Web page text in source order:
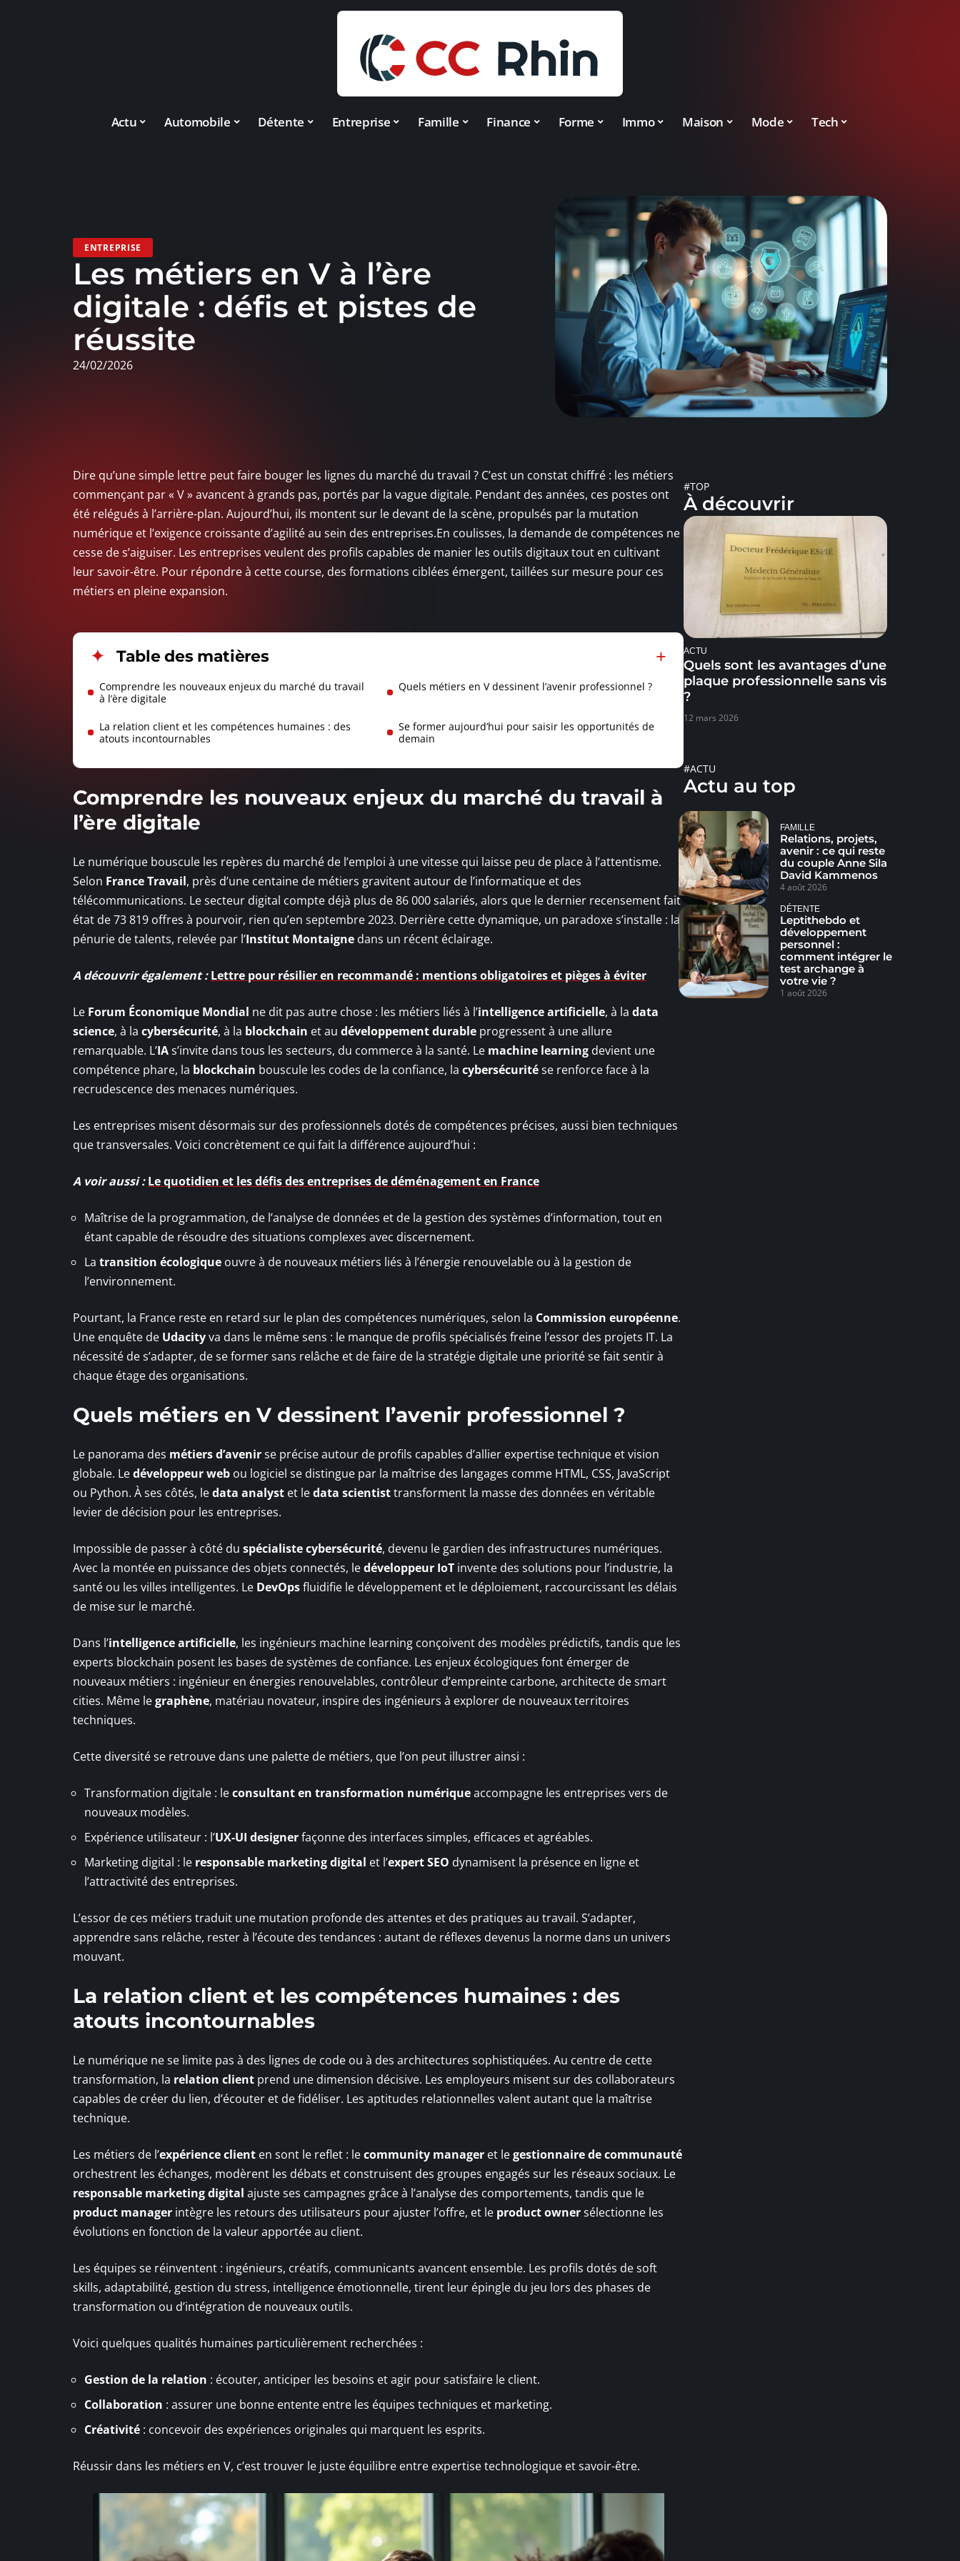
Actu Automobile Détente Entreprise Famille Finance Forme Immo Maison Mode Tech
ENTREPRISE
Les métiers en V à l’ère
digitale : défis et pistes de
réussite
24/02/2026
Dire qu’une simple lettre peut faire bouger les lignes du marché du travail ? C’est un constat chiffré : les métiers
commençant par « V » avancent à grands pas, portés par la vague digitale. Pendant des années, ces postes ont
été relégués à l’arrière-plan. Aujourd’hui, ils montent sur le devant de la scène, propulsés par la mutation
numérique et l’exigence croissante d’agilité au sein des entreprises.En coulisses, la demande de compétences ne
cesse de s’aiguiser. Les entreprises veulent des profils capables de manier les outils digitaux tout en cultivant
leur savoir-être. Pour répondre à cette course, des formations ciblées émergent, taillées sur mesure pour ces
métiers en pleine expansion.
Table des matières
Comprendre les nouveaux enjeux du marché du travail
à l’ère digitale
Quels métiers en V dessinent l’avenir professionnel ?
La relation client et les compétences humaines : des
atouts incontournables
Se former aujourd’hui pour saisir les opportunités de
demain
Comprendre les nouveaux enjeux du marché du travail à
l’ère digitale
Le numérique bouscule les repères du marché de l’emploi à une vitesse qui laisse peu de place à l’attentisme.
Selon France Travail, près d’une centaine de métiers gravitent autour de l’informatique et des
télécommunications. Le secteur digital compte déjà plus de 86 000 salariés, alors que le dernier recensement fait
état de 73 819 offres à pourvoir, rien qu’en septembre 2023. Derrière cette dynamique, un paradoxe s’installe : la
pénurie de talents, relevée par l’Institut Montaigne dans un récent éclairage.
A découvrir également : Lettre pour résilier en recommandé : mentions obligatoires et pièges à éviter
Le Forum Économique Mondial ne dit pas autre chose : les métiers liés à l’intelligence artificielle, à la data
science, à la cybersécurité, à la blockchain et au développement durable progressent à une allure
remarquable. L’IAs’invite dans tous les secteurs, du commerce à la santé. Le machine learning devient une
compétence phare, la blockchain bouscule les codes de la confiance, la cybersécuritése renforce face à la
recrudescence des menaces numériques.
Les entreprises misent désormais sur des professionnels dotés de compétences précises, aussi bien techniques
que transversales. Voici concrètement ce qui fait la différence aujourd’hui :
A voir aussi : Le quotidien et les défis des entreprises de déménagement en France
Maîtrise de la programmation, de l’analyse de données et de la gestion des systèmes d’information, tout en
étant capable de résoudre des situations complexes avec discernement.
La transition écologique ouvre à de nouveaux métiers liés à l’énergie renouvelable ou à la gestion de
l’environnement.
Pourtant, la France reste en retard sur le plan des compétences numériques, selon la Commission européenne.
Une enquête de Udacityva dans le même sens : le manque de profils spécialisés freine l’essor des projets IT. La
nécessité de s’adapter, de se former sans relâche et de faire de la stratégie digitale une priorité se fait sentir à
chaque étage des organisations.
Quels métiers en V dessinent l’avenir professionnel ?
Le panorama des métiers d’avenirse précise autour de profils capables d’allier expertise technique et vision
globale. Ledéveloppeur web ou logiciel se distingue par la maîtrise des langages comme HTML, CSS, JavaScript
ou Python. À ses côtés, ledata analyst et ledata scientisttransforment la masse des données en véritable
levier de décision pour les entreprises.
Impossible de passer à côté du spécialiste cybersécurité, devenu le gardien des infrastructures numériques.
Avec la montée en puissance des objets connectés, ledéveloppeur IoT invente des solutions pour l’industrie, la
santé ou les villes intelligentes. Le DevOpsfluidifie le développement et le déploiement, raccourcissant les délais
de mise sur le marché.
Dans l’intelligence artificielle, les ingénieurs machine learning conçoivent des modèles prédictifs, tandis que les
experts blockchain posent les bases de systèmes de confiance. Les enjeux écologiques font émerger de
nouveaux métiers : ingénieur en énergies renouvelables, contrôleur d’empreinte carbone, architecte de smart
cities. Même legraphène, matériau novateur, inspire des ingénieurs à explorer de nouveaux territoires
techniques.
Cette diversité se retrouve dans une palette de métiers, que l’on peut illustrer ainsi :
Transformation digitale : leconsultant en transformation numériqueaccompagne les entreprises vers de
nouveaux modèles.
Expérience utilisateur : l’UX-UI designerfaçonne des interfaces simples, efficaces et agréables.
Marketing digital : le responsable marketing digital et l’expert SEO dynamisent la présence en ligne et
l’attractivité des entreprises.
L’essor de ces métiers traduit une mutation profonde des attentes et des pratiques au travail. S’adapter,
apprendre sans relâche, rester à l’écoute des tendances : autant de réflexes devenus la norme dans un univers
mouvant.
La relation client et les compétences humaines : des
atouts incontournables
Le numérique ne se limite pas à des lignes de code ou à des architectures sophistiquées. Au centre de cette
transformation, la relation client prend une dimension décisive. Les employeurs misent sur des collaborateurs
capables de créer du lien, d’écouter et de fidéliser. Les aptitudes relationnelles valent autant que la maîtrise
technique.
Les métiers de l’expérience client en sont le reflet : lecommunity manager et legestionnaire de communauté
orchestrent les échanges, modèrent les débats et construisent des groupes engagés sur les réseaux sociaux. Le
responsable marketing digital ajuste ses campagnes grâce à l’analyse des comportements, tandis que le
product manager intègre les retours des utilisateurs pour ajuster l’offre, et le product ownersélectionne les
évolutions en fonction de la valeur apportée au client.
Les équipes se réinventent : ingénieurs, créatifs, communicants avancent ensemble. Les profils dotés de soft
skills, adaptabilité, gestion du stress, intelligence émotionnelle, tirent leur épingle du jeu lors des phases de
transformation ou d’intégration de nouveaux outils.
Voici quelques qualités humaines particulièrement recherchées :
Gestion de la relation : écouter, anticiper les besoins et agir pour satisfaire le client.
Collaboration : assurer une bonne entente entre les équipes techniques et marketing.
Créativité : concevoir des expériences originales qui marquent les esprits.
Réussir dans les métiers en V, c’est trouver le juste équilibre entre expertise technologique et savoir-être.
#TOP
À découvrir
ACTU
Quels sont les avantages d’une
plaque professionnelle sans vis
?
12 mars 2026
#ACTU
Actu au top
FAMILLE
Relations, projets,
avenir : ce qui reste
du couple Anne Sila
David Kammenos
4 août 2026
DÉTENTE
Leptithebdo et
développement
personnel :
comment intégrer le
test archange à
votre vie ?
1 août 2026